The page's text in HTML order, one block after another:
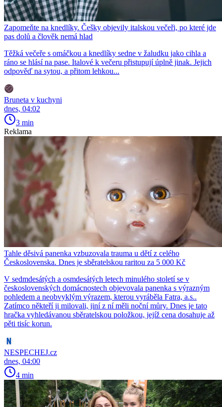
Zapomeňte na knedlíky. Češky objevily italskou večeři, po které jde
pas dolů a člověk nemá hlad
Těžká večeře s omáčkou a knedlíky sedne v žaludku jako cihla a
ráno se hlásí na pase. Italové k večeru přistupují úplně jinak. Jejich
odpověď na sytou, a přitom lehkou...
Bruneta v kuchyni
dnes, 04:02
3 min
Reklama
Tahle děsivá panenka vzbuzovala trauma u dětí z celého
Československa. Dnes je sběratelskou raritou za 5 000 Kč
V sedmdesátých a osmdesátých letech minulého století se v
československých domácnostech objevovala panenka s výrazným
pohledem a neobvyklým výrazem, kterou vyráběla Fatra, a.s..
Zatímco někteří ji milovali, jiní z ní měli noční můry. Dnes je tato
hračka vyhledávanou sběratelskou položkou, jejíž cena dosahuje až
pěti tisíc korun.
NESPECHEJ.cz
dnes, 04:00
4 min